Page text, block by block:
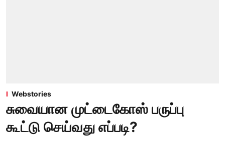
Webstories
சுவையான முட்டைகோஸ் பருப்பு
கூட்டு செய்வது எப்படி?